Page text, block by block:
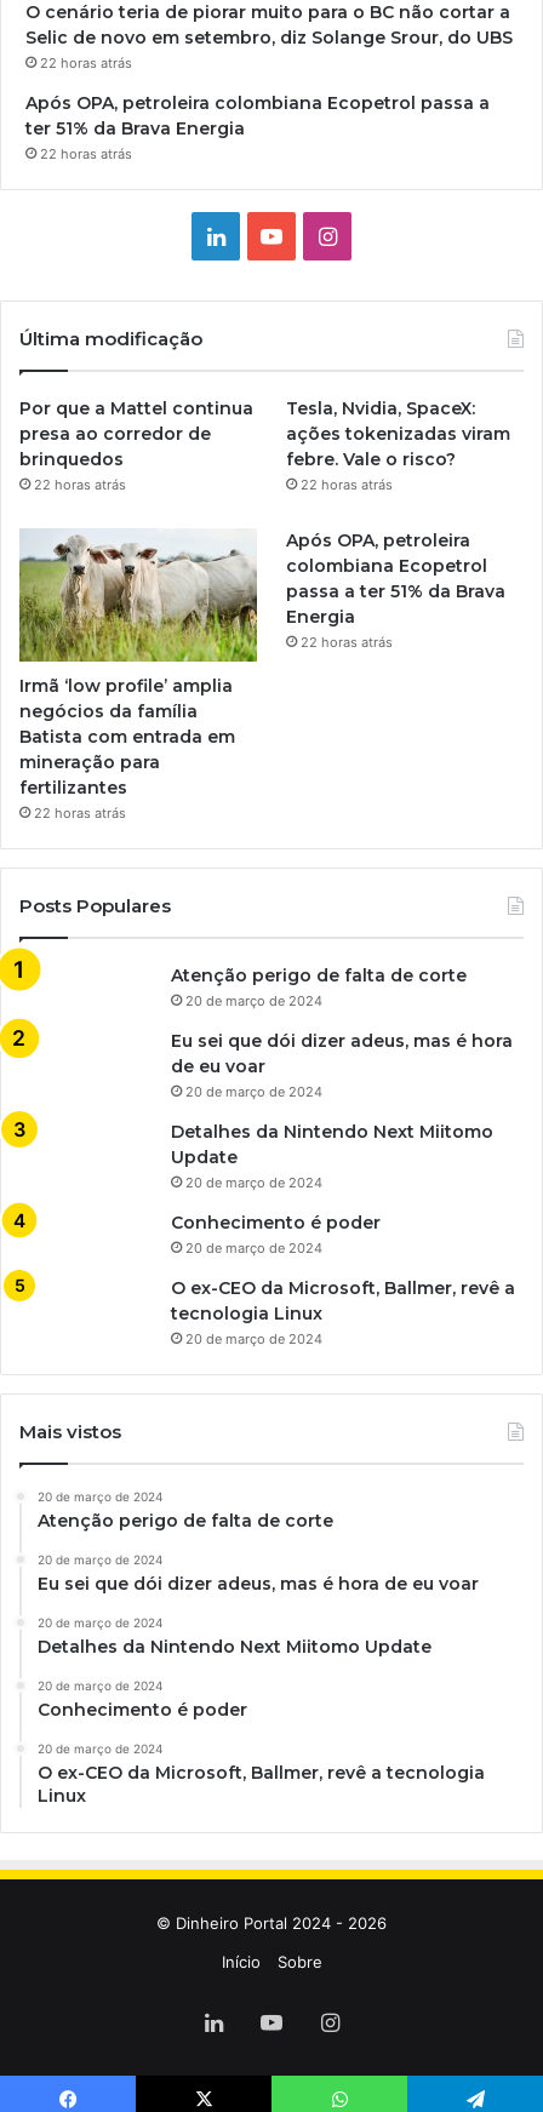
O cenário teria de piorar muito para o BC não cortar a
Selic de novo em setembro, diz Solange Srour, do UBS
22 horas atrás
Após OPA, petroleira colombiana Ecopetrol passa a
ter 51% da Brava Energia
22 horas atrás
LinkedinYouTubeInstagram
Última modificação
Por que a Mattel continua
presa ao corredor de
brinquedos
22 horas atrás
Tesla, Nvidia, SpaceX:
ações tokenizadas viram
febre. Vale o risco?
22 horas atrás
Irmã ‘low profile’ amplia
negócios da família
Batista com entrada em
mineração para
fertilizantes
22 horas atrás
Após OPA, petroleira
colombiana Ecopetrol
passa a ter 51% da Brava
Energia
22 horas atrás
Posts Populares
Atenção perigo de falta de corte
20 de março de 2024
Eu sei que dói dizer adeus, mas é hora
de eu voar
20 de março de 2024
Detalhes da Nintendo Next Miitomo
Update
20 de março de 2024
Conhecimento é poder
20 de março de 2024
O ex-CEO da Microsoft, Ballmer, revê a
tecnologia Linux
20 de março de 2024
Mais vistos
20 de março de 2024
Atenção perigo de falta de corte
20 de março de 2024
Eu sei que dói dizer adeus, mas é hora de eu voar
20 de março de 2024
Detalhes da Nintendo Next Miitomo Update
20 de março de 2024
Conhecimento é poder
20 de março de 2024
O ex-CEO da Microsoft, Ballmer, revê a tecnologia
Linux
© Dinheiro Portal 2024 - 2026
Início
Sobre
LinkedinYouTubeInstagram